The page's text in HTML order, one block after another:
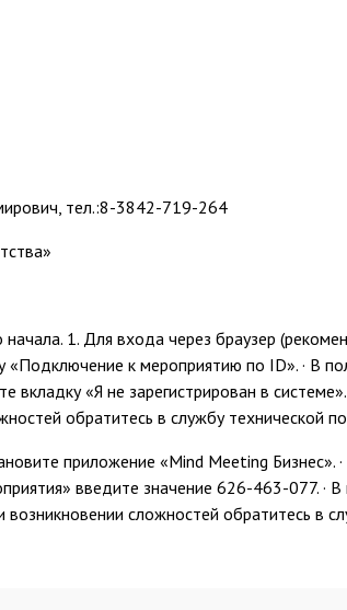
тел.:8-3842-719-264
1. Для входа через браузер
«Подключение к мероприятию по ID». · В
«Я не зарегистрирован в
обратитесь в службу технической
приложение «Mind Meeting Бизнес».
введите значение 626-463-077.
сложностей обратитесь в